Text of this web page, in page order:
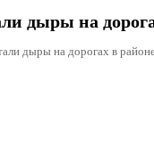
дыры на
дыры на дорогах в